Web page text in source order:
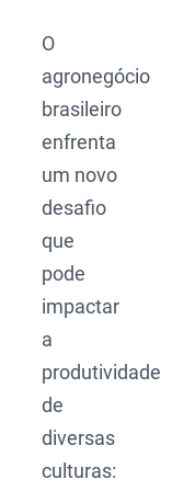
O
agronegócio
brasileiro
enfrenta
um novo
desafio
que
pode
impactar
a
produtividade
de
diversas
culturas: